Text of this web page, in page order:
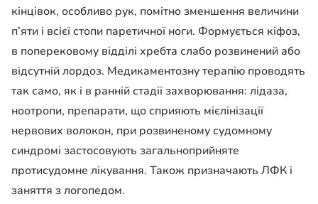
кінцівок, особливо рук, помітно зменшення величини
п’яти і всієї стопи паретичної ноги. Формується кіфоз,
в поперековому відділі хребта слабо розвинений або
відсутній лордоз. Медикаментозну терапію проводять
так само, як і в ранній стадії захворювання: лідаза,
ноотропи, препарати, що сприяють мієлінізації
нервових волокон, при розвиненому судомному
синдромі застосовують загальноприйняте
протисудомне лікування. Також призначають ЛФК і
заняття з логопедом.